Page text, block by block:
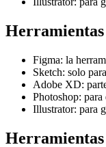
Herramientas
Figma: la
Sketch: solo
Adobe XD:
Photoshop:
Illustrator: para